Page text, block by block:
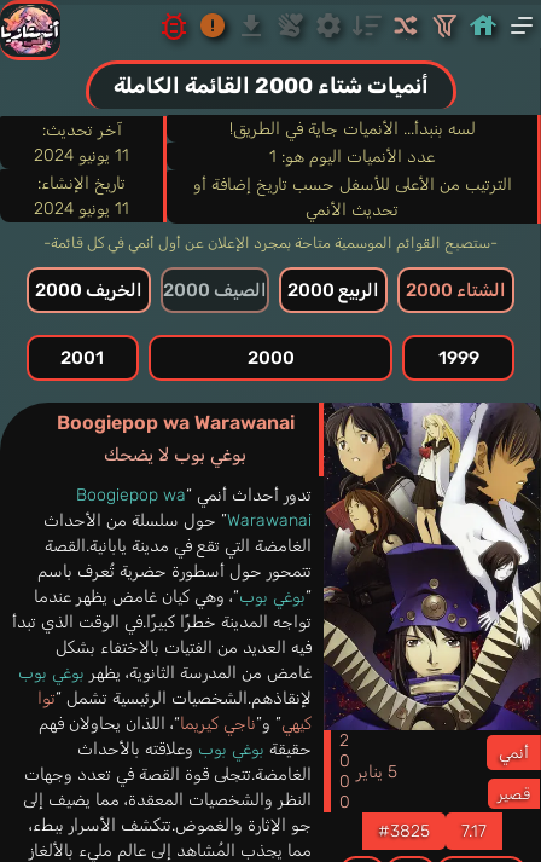
أنميات شتاء 2000 القائمة الكاملة
لسه بنبدأ... الأنميات جاية في الطريق!
عدد الأنميات اليوم هو: 1
الترتيب من الأعلى للأسفل حسب تاريخ إضافة أو
تحديث الأنمي
آخر تحديث:
11 يونيو 2024
تاريخ الإنشاء:
11 يونيو 2024
-ستصبح القوائم الموسمية متاحة بمجرد الإعلان عن أول أنمي في كل قائمة-
الشتاء 2000 الربيع 2000 الصيف 2000 الخريف 2000
1999
2000
2001
Boogiepop wa Warawanai
بوغي بوب لا يضحك
أنمي
قصير
5 يناير 2000
7.17
#3825
تدور أحداث أنمي “Boogiepop wa
Warawanai” حول سلسلة من الأحداث
الغامضة التي تقع في مدينة يابانية.القصة
تتمحور حول أسطورة حضرية تُعرف باسم
“بوغي بوب“، وهي كيان غامض يظهر عندما
تواجه المدينة خطرًا كبيرًا.في الوقت الذي تبدأ
فيه العديد من الفتيات بالاختفاء بشكل
غامض من المدرسة الثانوية، يظهر بوغي بوب
لإنقاذهم.الشخصيات الرئيسية تشمل “توا
كيهي” و”ناجي كيريما“، اللذان يحاولان فهم
حقيقة بوغي بوب وعلاقته بالأحداث
الغامضة.تتجلى قوة القصة في تعدد وجهات
النظر والشخصيات المعقدة، مما يضيف إلى
جو الإثارة والغموض.تتكشف الأسرار ببطء،
مما يجذب المُشاهد إلى عالم مليء بالألغاز